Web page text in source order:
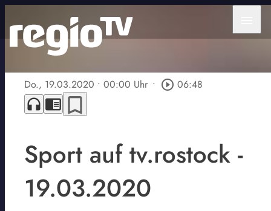
Do., 19.03.2020 • 00:00 Uhr • play_circle_outline 06:48
headphones chrome_reader_mode bookmark_border
Sport auf tv.rostock -
19.03.2020